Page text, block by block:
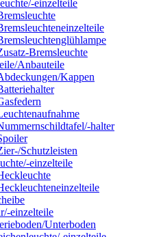
einzelteile
Bremsleuchte
Anbauteile
Kappen
halter
Schutzleisten
einzelteile
einzelteile
Unterboden